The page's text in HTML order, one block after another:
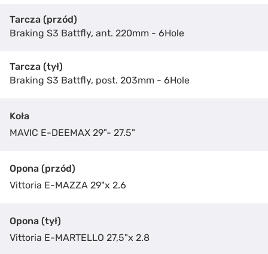
Tarcza (przód)
Braking S3 Battfly, ant. 220mm - 6Hole
Tarcza (tył)
Braking S3 Battfly, post. 203mm - 6Hole
Koła
MAVIC E-DEEMAX 29"- 27.5"
Opona (przód)
Vittoria E-MAZZA 29"x 2.6
Opona (tył)
Vittoria E-MARTELLO 27,5"x 2.8